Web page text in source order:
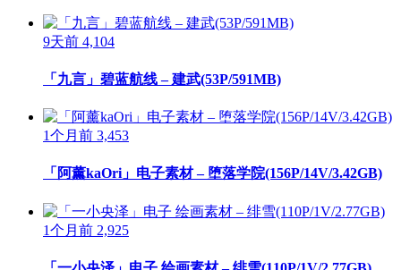
9天前 4,104
「九言」碧蓝航线 – 建武(53P/591MB)
1个月前 3,453
「阿薰kaOri」电子素材 – 堕落学院(156P/14V/3.42GB)
1个月前 2,925